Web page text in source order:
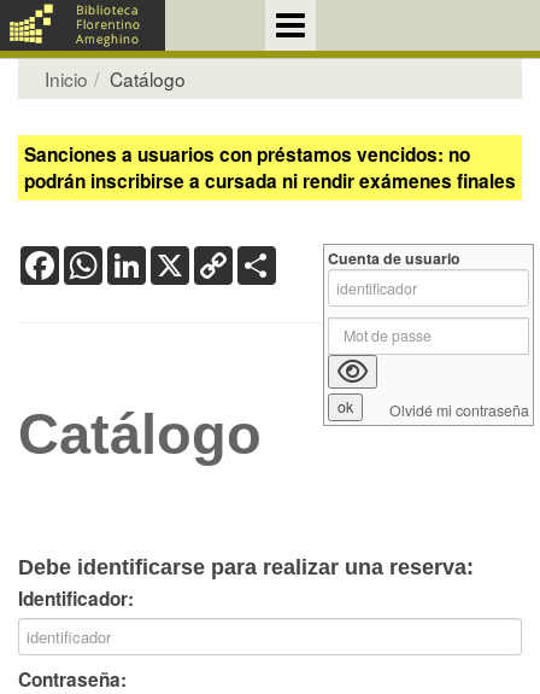
Inicio Catálogo
Sanciones a usuarios con préstamos vencidos: no
podrán inscribirse a cursada ni rendir exámenes finales
FacebookWhatsApp
LinkedIn
X Copy
Link
Catálogo
Debe identificarse para realizar una reserva:
Identificador:
Contraseña:
Cuenta de usuario
Olvidé mi contraseña